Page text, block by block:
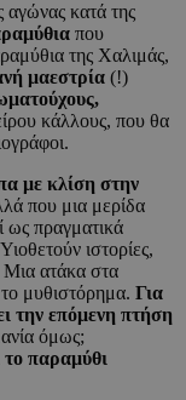
αγώνας κατά της
που
της Χαλιμάς,
μαεστρία (!)
κάλλους, που θα
με κλίση στην
που μια μερίδα
ως πραγματικά
ιστορίες,
Μια ατάκα στα
μυθιστόρημα. Για
την επόμενη πτήση
όμως;
το παραμύθι